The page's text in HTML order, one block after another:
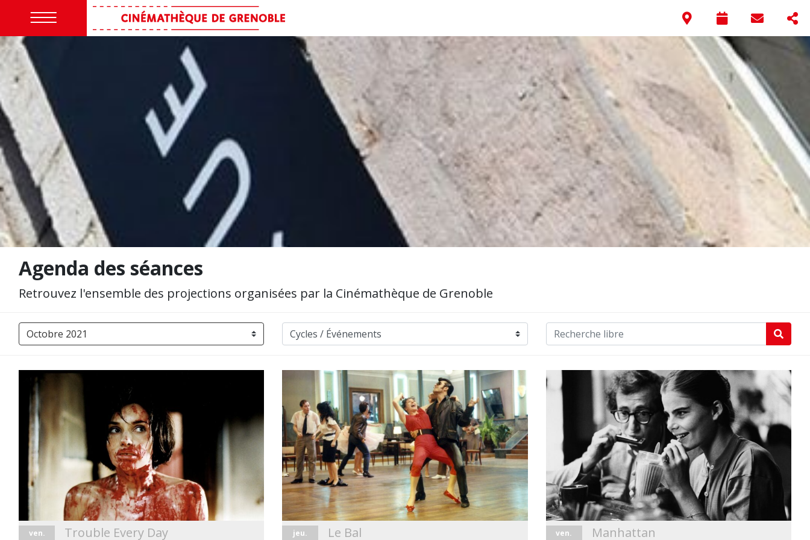
Agenda des séances
Retrouvez l'ensemble des projections organisées par la Cinémathèque de Grenoble
ven. Trouble Every Day jeu. Le Bal ven. Manhattan